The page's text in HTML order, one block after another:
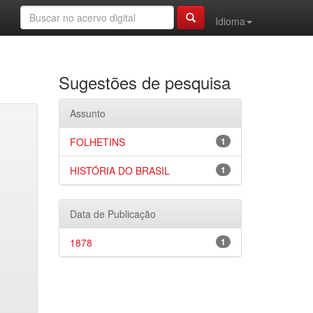
Idioma
Sugestões de pesquisa
Assunto
1
FOLHETINS
1
HISTÓRIA DO BRASIL
Data de Publicação
1
1878